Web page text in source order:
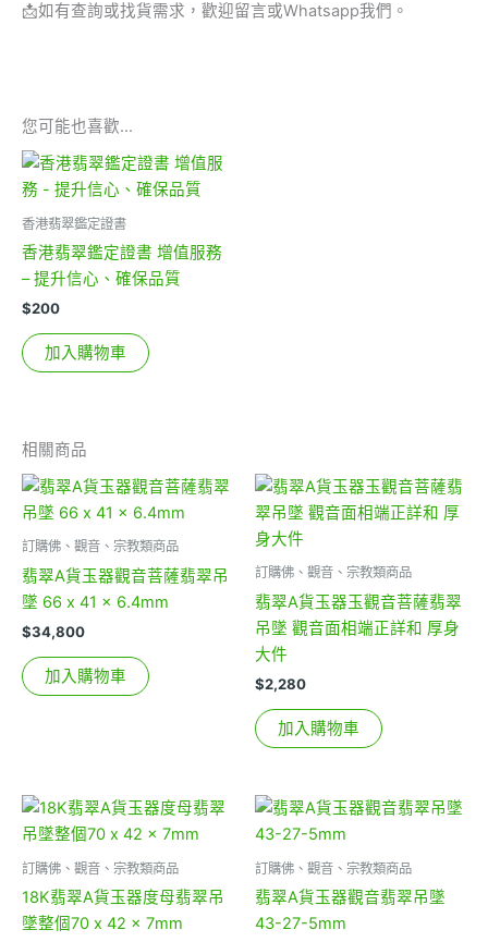
📩如有查詢或找貨需求，歡迎留言或Whatsapp我們。
您可能也喜歡…
香港翡翠鑑定證書
香港翡翠鑑定證書 增值服務
– 提升信心、確保品質
$200
加入購物車
相關商品
訂購佛、觀音、宗教類商品
翡翠A貨玉器觀音菩薩翡翠吊
墜 66 x 41 x 6.4mm
$34,800
加入購物車
訂購佛、觀音、宗教類商品
翡翠A貨玉器玉觀音菩薩翡翠
吊墜 觀音面相端正詳和 厚身
大件
$2,280
加入購物車
訂購佛、觀音、宗教類商品
18K翡翠A貨玉器度母翡翠吊
墜整個70 x 42 x 7mm
訂購佛、觀音、宗教類商品
翡翠A貨玉器觀音翡翠吊墜
43-27-5mm